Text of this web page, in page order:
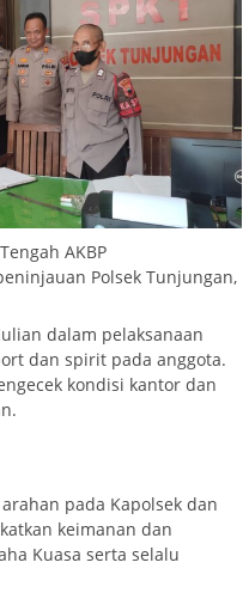
AKBP
Polsek Tunjungan,
dalam pelaksanaan
dan spirit pada anggota.
kondisi kantor dan
pada Kapolsek dan
keimanan dan
Kuasa serta selalu